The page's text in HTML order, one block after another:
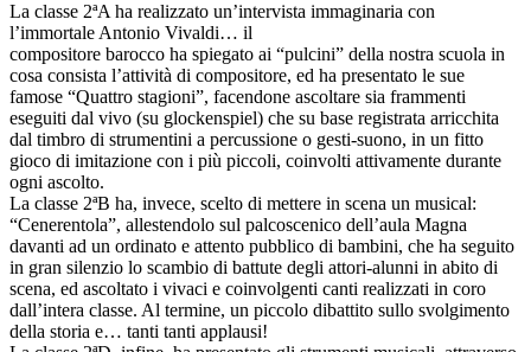
La classe 2ªA ha realizzato un’intervista immaginaria con
l’immortale Antonio Vivaldi… il
compositore barocco ha spiegato ai “pulcini” della nostra scuola in
cosa consista l’attività di compositore, ed ha presentato le sue
famose “Quattro stagioni”, facendone ascoltare sia frammenti
eseguiti dal vivo (su glockenspiel) che su base registrata arricchita
dal timbro di strumentini a percussione o gesti-suono, in un fitto
gioco di imitazione con i più piccoli, coinvolti attivamente durante
ogni ascolto.
La classe 2ªB ha, invece, scelto di mettere in scena un musical:
“Cenerentola”, allestendolo sul palcoscenico dell’aula Magna
davanti ad un ordinato e attento pubblico di bambini, che ha seguito
in gran silenzio lo scambio di battute degli attori-alunni in abito di
scena, ed ascoltato i vivaci e coinvolgenti canti realizzati in coro
dall’intera classe. Al termine, un piccolo dibattito sullo svolgimento
della storia e… tanti tanti applausi!